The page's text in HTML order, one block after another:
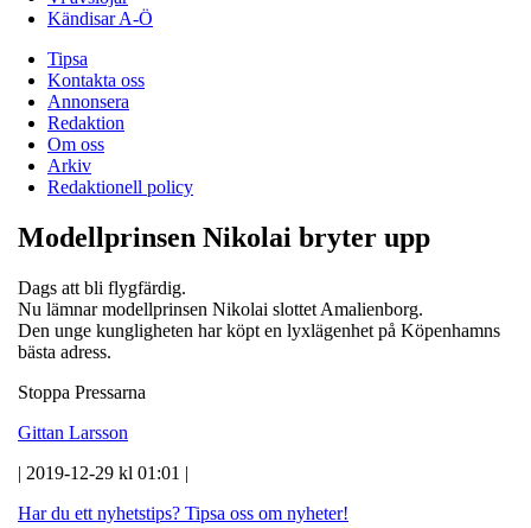
Kändisar A-Ö
Tipsa
Kontakta oss
Annonsera
Redaktion
Om oss
Arkiv
Redaktionell policy
Modellprinsen Nikolai bryter upp
Dags att bli flygfärdig.
Nu lämnar modellprinsen Nikolai slottet Amalienborg.
Den unge kungligheten har köpt en lyxlägenhet på Köpenhamns
bästa adress.
Stoppa Pressarna
Gittan Larsson
| 2019-12-29 kl 01:01 |
Har du ett nyhetstips? Tipsa oss om nyheter!